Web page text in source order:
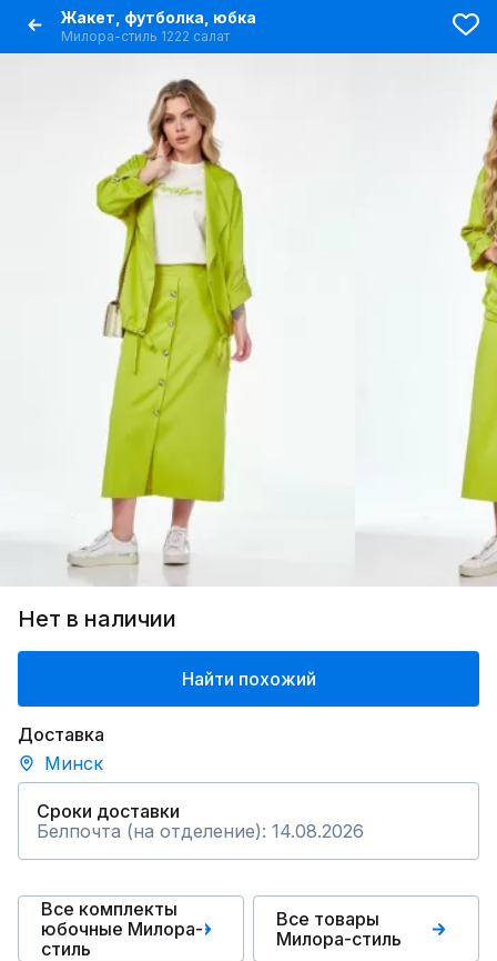
Жакет, футболка, юбка
Милора-стиль 1222 салат
Нет в наличии
Найти похожий
Доставка
Минск
Сроки доставки
Белпочта (на отделение): 14.08.2026
Все комплекты
юбочные Милора-
стиль
Все товары
Милора-стиль